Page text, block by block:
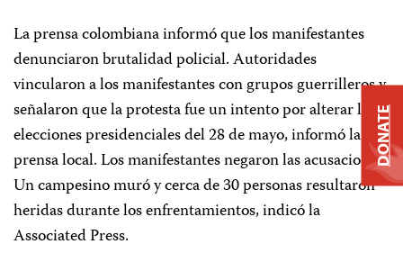
La prensa colombiana informó que los manifestantes
denunciaron brutalidad policial. Autoridades
vincularon a los manifestantes con grupos guerrilleros y
señalaron que la protesta fue un intento por alterar las
elecciones presidenciales del 28 de mayo, informó la
prensa local. Los manifestantes negaron las acusaciones.
Un campesino muró y cerca de 30 personas resultaron
heridas durante los enfrentamientos, indicó la
Associated Press.
DONATE